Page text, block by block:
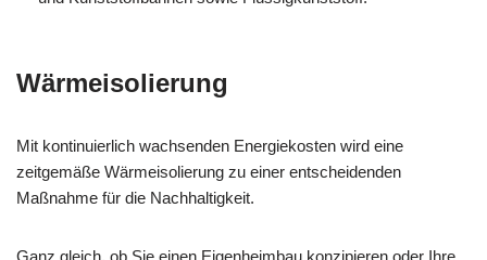
Wärmeisolierung
Mit kontinuierlich wachsenden Energiekosten wird eine
zeitgemäße Wärmeisolierung zu einer entscheidenden
Maßnahme für die Nachhaltigkeit.